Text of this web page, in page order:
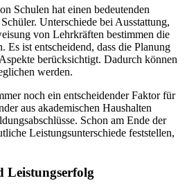
Schulen hat einen bedeutenden
Unterschiede bei Ausstattung,
von Lehrkräften bestimmen die
Es ist entscheidend, dass die Planung
berücksichtigt. Dadurch können
werden.
noch ein entscheidender Faktor für
aus akademischen Haushalten
Schon am Ende der
Leistungsunterschiede feststellen,
Leistungserfolg